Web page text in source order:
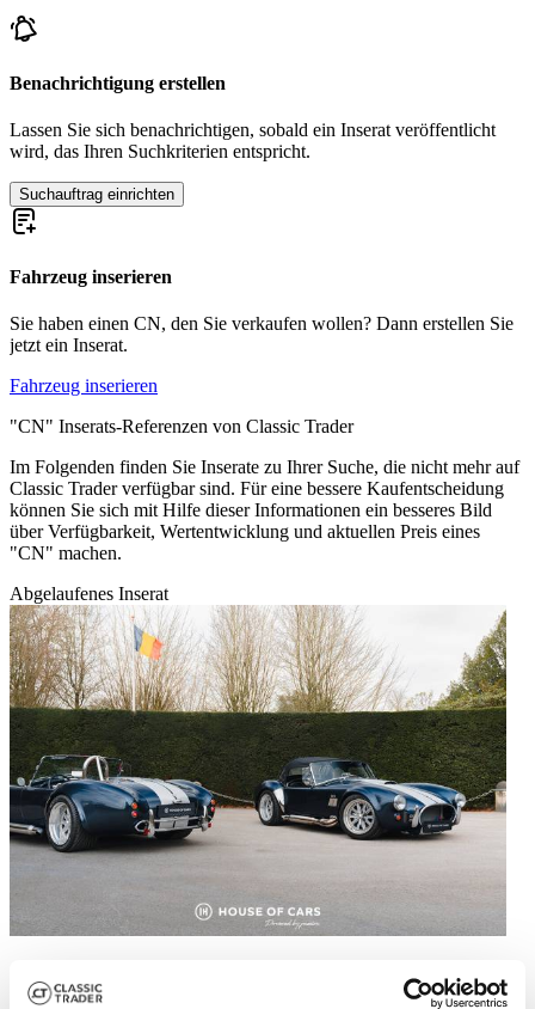
Benachrichtigung erstellen
Lassen Sie sich benachrichtigen, sobald ein Inserat veröffentlicht
wird, das Ihren Suchkriterien entspricht.
Suchauftrag einrichten
Fahrzeug inserieren
Sie haben einen CN, den Sie verkaufen wollen? Dann erstellen Sie
jetzt ein Inserat.
Fahrzeug inserieren
"CN" Inserats-Referenzen von Classic Trader
Im Folgenden finden Sie Inserate zu Ihrer Suche, die nicht mehr auf
Classic Trader verfügbar sind. Für eine bessere Kaufentscheidung
können Sie sich mit Hilfe dieser Informationen ein besseres Bild
über Verfügbarkeit, Wertentwicklung und aktuellen Preis eines
"CN" machen.
Abgelaufenes Inserat
1978 | CN Cobra 427